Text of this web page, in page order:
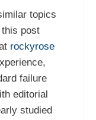
topics
post
rockyrose
failure
editorial
studied